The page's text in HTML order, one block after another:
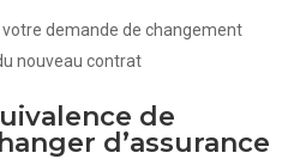
demande de changement
nouveau contrat
de
d’assurance